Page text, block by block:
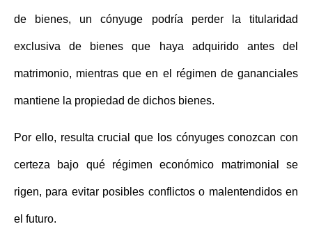
de bienes, un cónyuge podría perder la titularidad
exclusiva de bienes que haya adquirido antes del
matrimonio, mientras que en el régimen de gananciales
mantiene la propiedad de dichos bienes.
Por ello, resulta crucial que los cónyuges conozcan con
certeza bajo qué régimen económico matrimonial se
rigen, para evitar posibles conflictos o malentendidos en
el futuro.